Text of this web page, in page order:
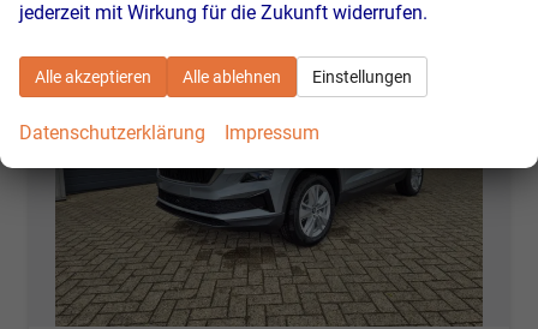
jederzeit mit Wirkung für die Zukunft widerrufen.
Alle akzeptieren Alle ablehnen Einstellungen
Datenschutzerklärung Impressum